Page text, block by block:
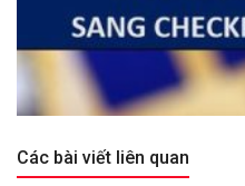
Các bài viết liên quan